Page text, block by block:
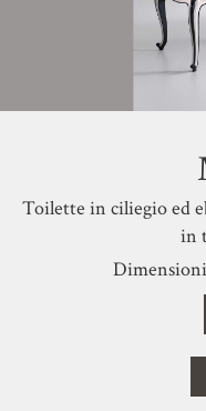
Toilette in ciliegio ed
in